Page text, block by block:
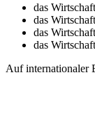
das
das
das
das
Auf internationaler